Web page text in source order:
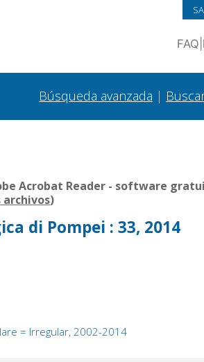
FAQ
Búsqueda avanzada |
Acrobat Reader - software
archivos)
di Pompei : 33, 2014
= Irregular, 2002-2014